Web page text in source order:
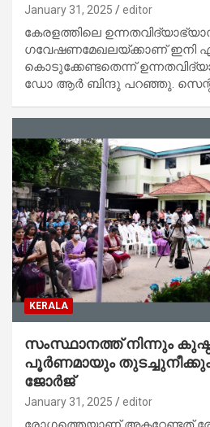
January 31, 2025 editor
കേരളത്തിലെ
ഗവേഷണമേഖലയ്ക്കാണ് ഇനി
കൊടുക്കേണ്ടതെന്ന്
ഡോ ആർ ബിന്ദു പറഞ്ഞു.
KERALA
സംസ്ഥാനത്ത് നിന്നും
പൂർണമായും തുടച്ചുനീക്കും:
ജോർജ്
January 31, 2025 editor